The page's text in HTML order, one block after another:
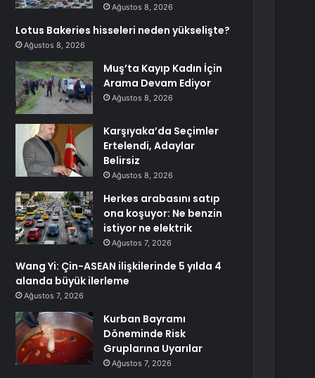
Ağustos 8, 2026
Lotus Bakeries hisseleri neden yükselişte?
Ağustos 8, 2026
Muş’ta Kayıp Kadın İçin
Arama Devam Ediyor
Ağustos 8, 2026
Karşıyaka’da Seçimler
Ertelendi, Adaylar
Belirsiz
Ağustos 8, 2026
Herkes arabasını satıp
ona koşuyor: Ne benzin
istiyor ne elektrik
Ağustos 7, 2026
Wang Yi: Çin-ASEAN ilişkilerinde 5 yılda 4
alanda büyük ilerleme
Ağustos 7, 2026
Kurban Bayramı
Döneminde Risk
Gruplarına Uyarılar
Ağustos 7, 2026